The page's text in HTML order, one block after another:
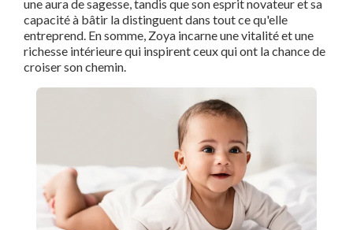
une aura de sagesse, tandis que son esprit novateur et sa
capacité à bâtir la distinguent dans tout ce qu'elle
entreprend. En somme, Zoya incarne une vitalité et une
richesse intérieure qui inspirent ceux qui ont la chance de
croiser son chemin.